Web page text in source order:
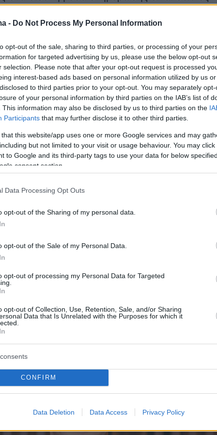
- Do Not Process My Personal Information
opt-out of the sale, sharing to third parties, or processing of your
for targeted advertising by us, please use the below opt-out
selection. Please note that after your opt-out request is processed
interest-based ads based on personal information utilized by us
to third parties prior to your opt-out. You may separately
of your personal information by third parties on the IAB’s list of
This information may also be disclosed by us to third parties on the
Participants that may further disclose it to other third parties.
that this website/app uses one or more Google services and may
but not limited to your visit or usage behaviour. You may
to Google and its third-party tags to use your data for below
consent section.
Data Processing Opt Outs
opt-out of the Sharing of my personal data.
opt-out of the Sale of my Personal Data.
opt-out of processing my Personal Data for Targeted
opt-out of Collection, Use, Retention, Sale, and/or Sharing
Data that Is Unrelated with the Purposes for which it
CONFIRM
Data Deletion Data Access Privacy Policy
εκτιμήσεις αναλυτών του κλάδου, οι
είναι καλύτερες το φετινό καλοκαίρι σε
πέρυσι, όπου έγιναν πολλές ακυρώσεις, αλλά
πελάτες οψιόν για το 2021. Οπότε
περσινές ναυλώσεις που μετατέθηκαν
τις καινούριες και αναμένεται να φτάσουν σε
του 2019 που ήταν υπέροχη χρονιά.
των θετικών εξελίξεων στο yachting
στο «ΘΕΜΑ» ο κ. Γιάννης Δράγνης,
του ομίλου Goldenport, με στόλο
αλλά και της Golden Yachts,
ναυπηγεί στην Ελλάδα και διαχειρίζεται
τα οποία γίνονται αντικείμενο θαυμασμού
και προσελκύουν υψηλό τουρισμό στις